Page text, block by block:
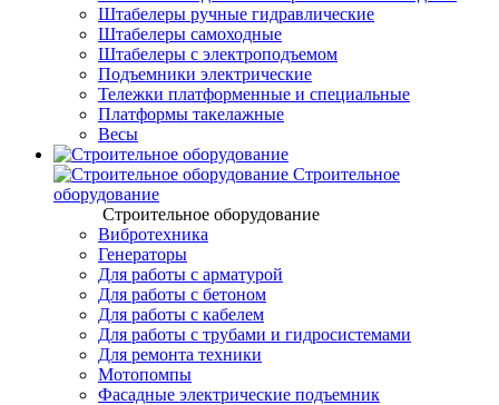
Штабелеры ручные гидравлические
Штабелеры самоходные
Штабелеры с электроподъемом
Подъемники электрические
Тележки платформенные и специальные
Платформы такелажные
Весы
Строительное
оборудование
Строительное оборудование
Вибротехника
Генераторы
Для работы с арматурой
Для работы с бетоном
Для работы с кабелем
Для работы с трубами и гидросистемами
Для ремонта техники
Мотопомпы
Фасадные электрические подъемник